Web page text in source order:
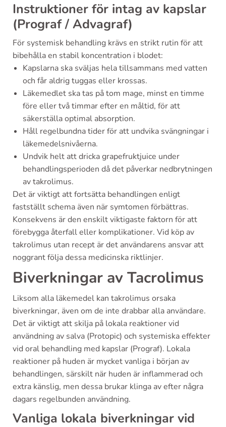
Instruktioner för intag av kapslar
(Prograf / Advagraf)
För systemisk behandling krävs en strikt rutin för att
bibehålla en stabil koncentration i blodet:
Kapslarna ska sväljas hela tillsammans med vatten
och får aldrig tuggas eller krossas.
Läkemedlet ska tas på tom mage, minst en timme
före eller två timmar efter en måltid, för att
säkerställa optimal absorption.
Håll regelbundna tider för att undvika svängningar i
läkemedelsnivåerna.
Undvik helt att dricka grapefruktjuice under
behandlingsperioden då det påverkar nedbrytningen
av takrolimus.
Det är viktigt att fortsätta behandlingen enligt
fastställt schema även när symtomen förbättras.
Konsekvens är den enskilt viktigaste faktorn för att
förebygga återfall eller komplikationer. Vid köp av
takrolimus utan recept är det användarens ansvar att
noggrant följa dessa medicinska riktlinjer.
Biverkningar av Tacrolimus
Liksom alla läkemedel kan takrolimus orsaka
biverkningar, även om de inte drabbar alla användare.
Det är viktigt att skilja på lokala reaktioner vid
användning av salva (Protopic) och systemiska effekter
vid oral behandling med kapslar (Prograf). Lokala
reaktioner på huden är mycket vanliga i början av
behandlingen, särskilt när huden är inflammerad och
extra känslig, men dessa brukar klinga av efter några
dagars regelbunden användning.
Vanliga lokala biverkningar vid